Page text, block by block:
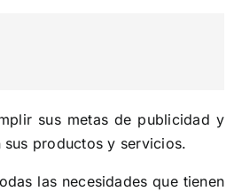
sus metas de publicidad y
sus productos y servicios.
las necesidades que tienen